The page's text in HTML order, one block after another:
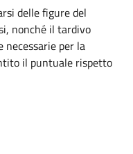
delle figure del
nonché il tardivo
per la
il puntuale rispetto